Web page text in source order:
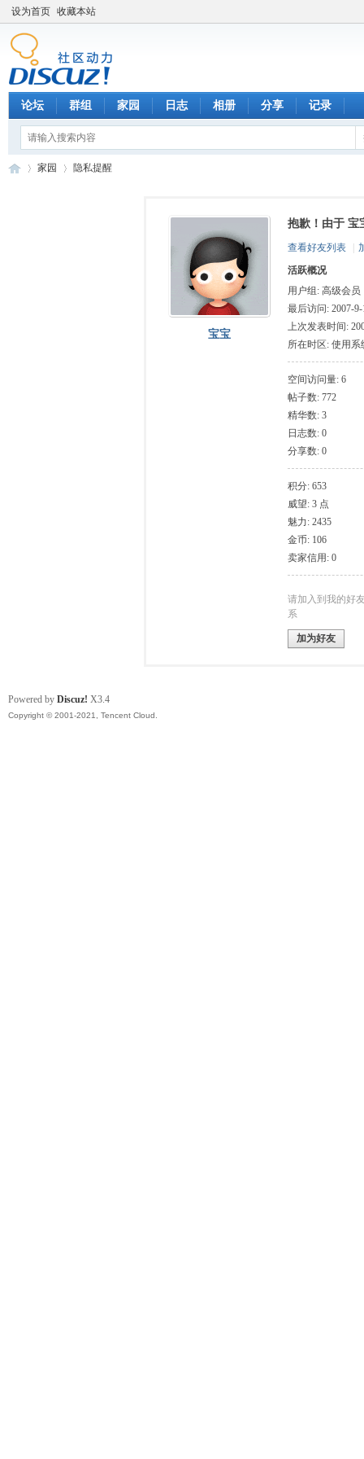
设为首页 收藏本站
论坛 群组 家园 日志 相册 分享 记录
家园 隐私提醒
宝宝
抱歉！由于 宝
查看好友列表
活跃概况
用户组: 高级会员
最后访问: 2007-9-
上次发表时间:
所在时区: 使用系
空间访问量: 6
帖子数: 772
精华数: 3
日志数: 0
分享数: 0
积分: 653
威望: 3 点
魅力: 2435
金币: 106
卖家信用: 0
请加入到我的好
系
加为好友
Powered by Discuz! X3.4
Copyright © 2001-2021, Tencent Cloud.